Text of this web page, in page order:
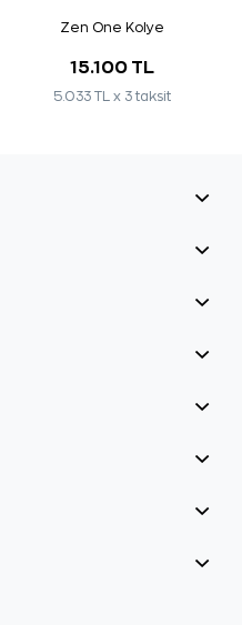
Zen One Kolye
15.100 TL
5.033 TL x 3 taksit